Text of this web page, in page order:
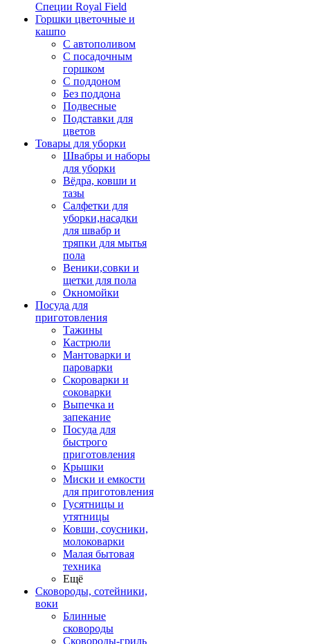
Специи Royal Field
Горшки цветочные и
кашпо
С автополивом
С посадочным
горшком
С поддоном
Без поддона
Подвесные
Подставки для
цветов
Товары для уборки
Швабры и наборы
для уборки
Вёдра, ковши и
тазы
Салфетки для
уборки,насадки
для швабр и
тряпки для мытья
пола
Веники,совки и
щетки для пола
Окномойки
Посуда для
приготовления
Тажины
Кастрюли
Мантоварки и
пароварки
Скороварки и
соковарки
Выпечка и
запекание
Посуда для
быстрого
приготовления
Крышки
Миски и емкости
для приготовления
Гусятницы и
утятницы
Ковши, соусники,
молоковарки
Малая бытовая
техника
Ещё
Сковороды, сотейники,
воки
Блинные
сковороды
Сковороды-гриль